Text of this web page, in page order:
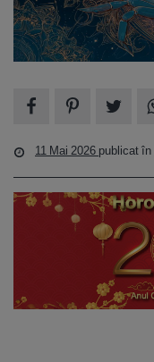
11 Mai 2026 publicat în